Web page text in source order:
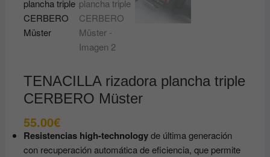
TENACILLA rizadora plancha triple
CERBERO Müster
55.00€
Resistencias high-technologyde última generación
con recuperación automática de eficiencia, que permite